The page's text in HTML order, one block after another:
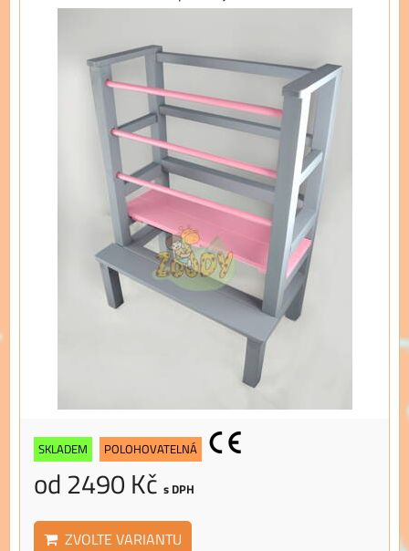
SKLADEM POLOHOVATELNÁ
od 2490 Kč s DPH
ZVOLTE VARIANTU